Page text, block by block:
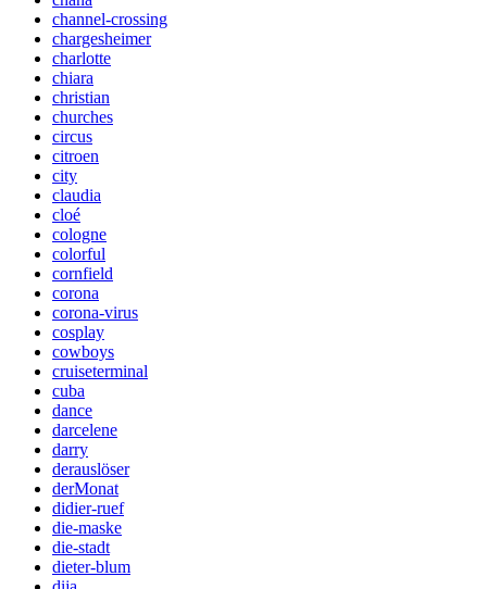
channel-crossing
chargesheimer
charlotte
chiara
christian
churches
circus
citroen
city
claudia
cloé
cologne
colorful
cornfield
corona
corona-virus
cosplay
cowboys
cruiseterminal
cuba
dance
darcelene
darry
derauslöser
derMonat
didier-ruef
die-maske
die-stadt
dieter-blum